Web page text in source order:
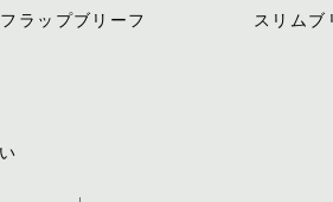
フラップブリーフ
スリムブ